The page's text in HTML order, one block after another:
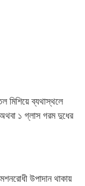
মিশিয়ে ব্যথাস্থলে
১ গ্লাস গরম দুধের
উপাদান থাকায়